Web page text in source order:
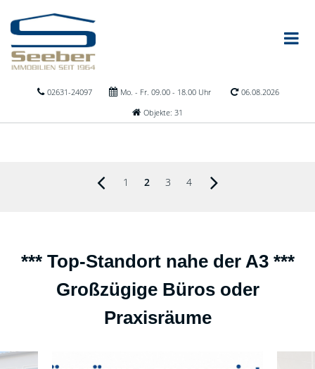
02631-24097 Mo. - Fr. 09.00 - 18.00 Uhr
06.08.2026
Objekte: 31
1 2 3 4
*** Top-Standort nahe der A3 ***
Großzügige Büros oder
Praxisräume